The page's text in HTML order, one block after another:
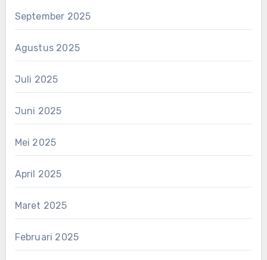
September 2025
Agustus 2025
Juli 2025
Juni 2025
Mei 2025
April 2025
Maret 2025
Februari 2025